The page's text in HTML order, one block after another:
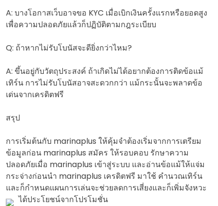
A: บางโอกาสเว็บอาจขอ KYC เมื่อเบิกเงินครั้งแรกหรือยอดสูง
เพื่อความปลอดภัยแล้วก็ปฏิบัติตามกฎระเบียบ
Q: ถ้าหากไม่รับโบนัสจะดียิ่งกว่าไหม?
A: ขึ้นอยู่กับวัตถุประสงค์ ถ้าเกิดไม่ได้อยากต้องการติดข้อแม้
เทิร์น การไม่รับโบนัสอาจสะดวกกว่า แม้กระนั้นจะพลาดข้อ
เด่นจากเครดิตฟรี
สรุป
การเริ่มต้นกับ marinaplus ให้คุ้มจำต้องเริ่มจากการเตรียม
ข้อมูลก่อน marinaplus สมัคร ให้รอบคอบ รักษาความ
ปลอดภัยเมื่อ marinaplus เข้าสู่ระบบ และอ่านข้อแม้ให้แจ่ม
กระจ่างก่อนนำ marinaplus เครดิตฟรี มาใช้ คำนวณเทิร์น
และก็กำหนดแผนการเล่นจะช่วยลดการเสี่ยงและก็เพิ่มจังหวะ
ได้ประโยชน์จากโปรโมชั่น